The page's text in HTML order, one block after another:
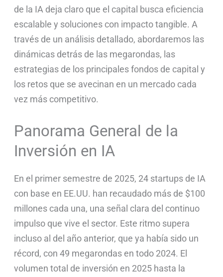
de la IA deja claro que el capital busca eficiencia
escalable y soluciones con impacto tangible. A
través de un análisis detallado, abordaremos las
dinámicas detrás de las megarondas, las
estrategias de los principales fondos de capital y
los retos que se avecinan en un mercado cada
vez más competitivo.
Panorama General de la
Inversión en IA
En el primer semestre de 2025, 24 startups de IA
con base en EE.UU. han recaudado más de $100
millones cada una, una señal clara del continuo
impulso que vive el sector. Este ritmo supera
incluso al del año anterior, que ya había sido un
récord, con 49 megarondas en todo 2024. El
volumen total de inversión en 2025 hasta la